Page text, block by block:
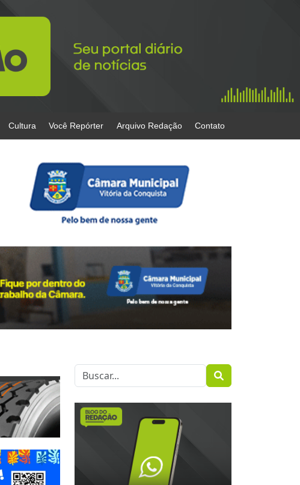
Cultura Você Repórter Arquivo Redação Contato